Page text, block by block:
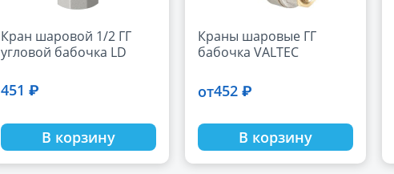
Кран шаровой 1/2 ГГ
угловой бабочка LD
451 ₽
В корзину
Краны шаровые ГГ
бабочка VALTEC
от452 ₽
В корзину